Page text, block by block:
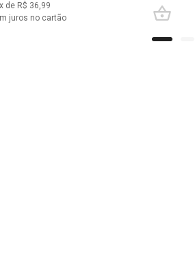
x de R$ 36,99
juros no cartão